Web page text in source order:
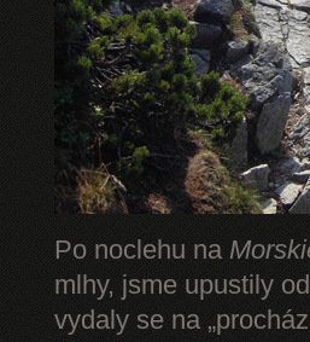
Po noclehu na
mlhy, jsme upustily
vydaly se na